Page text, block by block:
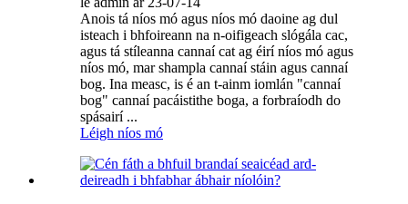
Anois tá níos mó agus níos mó daoine ag dul
isteach i bhfoireann na n-oifigeach slógála cac,
agus tá stíleanna cannaí cat ag éirí níos mó agus
níos mó, mar shampla cannaí stáin agus cannaí
bog. Ina measc, is é an t-ainm iomlán "cannaí
bog" cannaí pacáistithe boga, a forbraíodh do
spásairí ...
Léigh níos mó